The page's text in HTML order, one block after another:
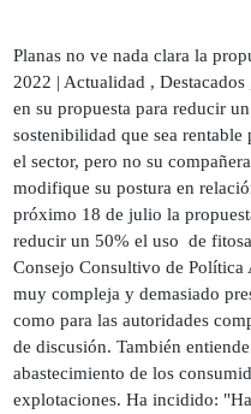
Planas no ve nada clara la
2022 | Actualidad ,
en su propuesta para reducir
sostenibilidad que sea rentable
el sector, pero no su
modifique su postura en
próximo 18 de julio la
reducir un 50% el uso de
Consejo Consultivo de Política
muy compleja y demasiado
como para las autoridades
de discusión. También
abastecimiento de los
explotaciones. Ha incidido: